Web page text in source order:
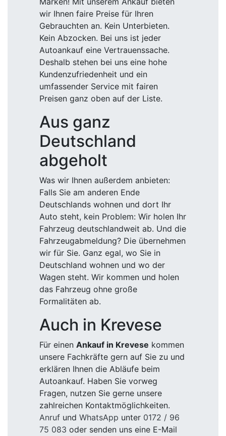
wir Ihnen faire Preise für Ihren
Gebrauchten an. Kein Unterbieten.
Kein Abzocken. Bei uns ist jeder
Autoankauf eine Vertrauenssache.
Deshalb stehen bei uns eine hohe
Kundenzufriedenheit und ein
umfassender Service mit fairen
Preisen ganz oben auf der Liste.
Aus ganz
Deutschland
abgeholt
Was wir Ihnen außerdem anbieten:
Falls Sie am anderen Ende
Deutschlands wohnen und dort Ihr
Auto steht, kein Problem: Wir holen Ihr
Fahrzeug deutschlandweit ab. Und die
Fahrzeugabmeldung? Die übernehmen
wir für Sie. Ganz egal, wo Sie in
Deutschland wohnen und wo der
Wagen steht. Wir kommen und holen
das Fahrzeug ohne große
Formalitäten ab.
Auch in Krevese
Für einen Ankauf in Krevese kommen
unsere Fachkräfte gern auf Sie zu und
erklären Ihnen die Abläufe beim
Autoankauf. Haben Sie vorweg
Fragen, nutzen Sie gerne unsere
zahlreichen Kontaktmöglichkeiten.
Anruf und WhatsApp unter 0172 / 96
75 083 oder senden uns eine E-Mail